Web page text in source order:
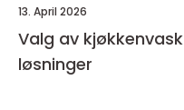
13. April 2026
Valg av kjøkkenvask funksjon, stil og smarte
løsninger